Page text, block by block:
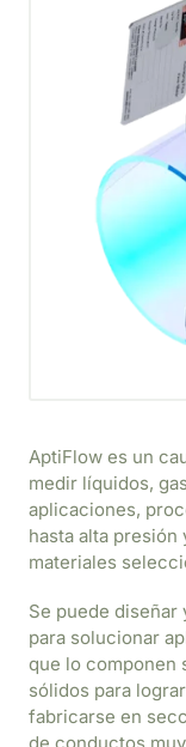
AptiFlow es un
medir líquidos,
aplicaciones,
hasta alta presión
materiales
Se puede diseñar
para solucionar
que lo componen
sólidos para
fabricarse en